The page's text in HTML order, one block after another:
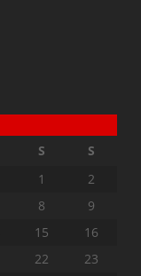
S
S
1
2
8
9
15
16
22
23